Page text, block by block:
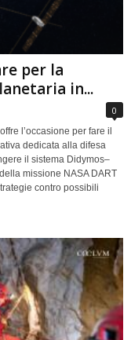
per la
in...
0
l’occasione per fare il
dedicata alla difesa
il sistema Didymos–
missione NASA DART
contro possibili